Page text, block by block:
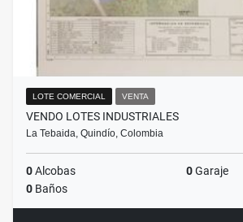
LOTE COMERCIAL VENTA
VENDO LOTES INDUSTRIALES
La Tebaida, Quindío, Colombia
0Alcobas 0Garaje
0 Baños